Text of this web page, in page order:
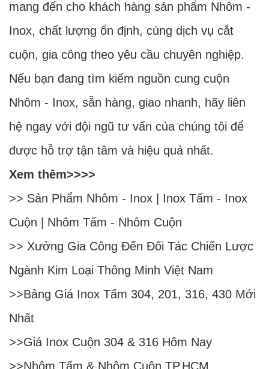
mang đến cho khách hàng sản phẩm Nhôm -
Inox, chất lượng ổn định, cùng dịch vụ cắt
cuộn, gia công theo yêu cầu chuyên nghiệp.
Nếu bạn đang tìm kiếm nguồn cung cuộn
Nhôm - Inox, sẵn hàng, giao nhanh, hãy liên
hệ ngay với đội ngũ tư vấn của chúng tôi để
được hỗ trợ tận tâm và hiệu quả nhất.
Xem thêm>>>>
>> Sản Phẩm Nhôm - Inox Inox Tấm - Inox
Cuộn
Nhôm Tấm - Nhôm Cuộn
>> Xưởng Gia Công Đến Đối Tác Chiến Lược
Ngành Kim Loại Thông Minh Việt Nam
>>Bảng Giá Inox Tấm 304, 201, 316, 430 Mới
Nhất
>>Giá Inox Cuộn 304 & 316 Hôm Nay
>>Nhôm Tấm & Nhôm Cuộn TP.HCM